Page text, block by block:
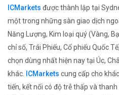
ICMarkets được thành lập tại
một trong những sàn giao dịch
Năng Lượng, Kim loại quý (Vàng,
chỉ số, Trái Phiếu, Cổ phiếu Quốc
chọn dùng nhất hiện nay tại Úc,
khác. ICMarkets cung cấp cho
tiến, kết nối có độ trễ thấp và